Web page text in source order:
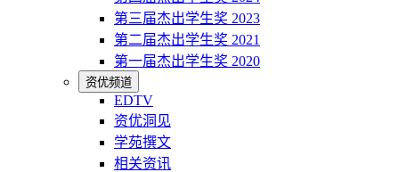
第三届杰出学生奖 2023
第二届杰出学生奖 2021
第一届杰出学生奖 2020
资优频道
EDTV
资优洞见
学苑撰文
相关资讯